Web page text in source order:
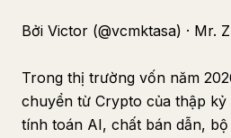
Bởi Victor (@vcmktasa) · Mr.
Trong thị trường vốn năm
chuyển từ Crypto của thập
tính toán AI, chất bán dẫn,